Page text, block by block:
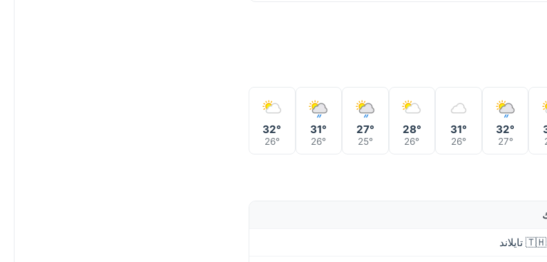
32°
27°
31°
26°
28°
26°
27°
25°
31°
26°
32°
26°
🇹🇭 تايلاند